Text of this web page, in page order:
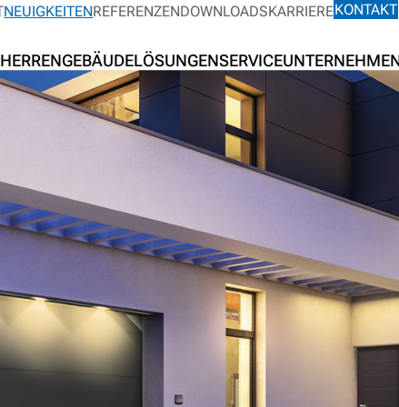
GEBÄUDELÖSUNGENSERVICE
NEUIGKEITENREFERENZENDOWNLOADSKARRIEREKONTAKT